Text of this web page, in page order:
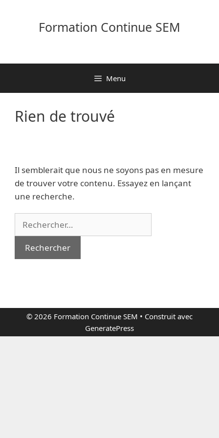
Formation Continue SEM
Menu
Rien de trouvé
Il semblerait que nous ne soyons pas en mesure
de trouver votre contenu. Essayez en lançant
une recherche.
Rechercher :
© 2026 Formation Continue SEM • Construit avec
GeneratePress